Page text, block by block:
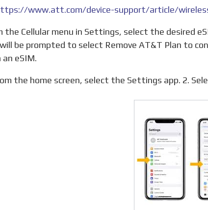
www.att.com/device-support/article/
be prompted to select Remove AT&T Plan to
eSIM.
From the home screen, select the Settings app. 2.